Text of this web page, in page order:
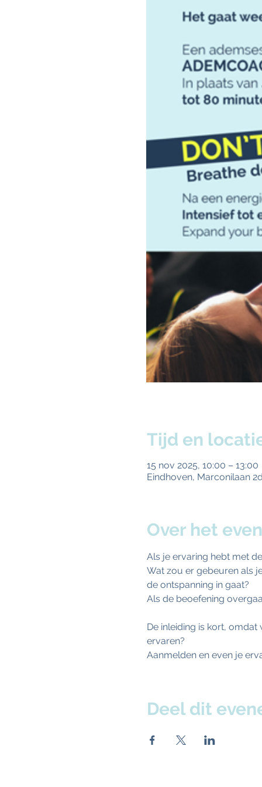
Tijd en
15 nov 2025, 10:00 – 13:00
Eindhoven, Marconilaan
Over het
Als je ervaring hebt met
Wat zou er gebeuren als
de ontspanning in gaat?
Als de beoefening
De inleiding is kort, omdat
ervaren?
Aanmelden en even je
Deel dit